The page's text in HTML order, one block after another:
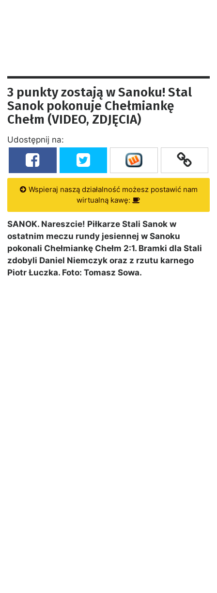
3 punkty zostają w Sanoku! Stal
Sanok pokonuje Chełmiankę
Chełm (VIDEO, ZDJĘCIA)
Udostępnij na:
Wspieraj naszą działalność możesz postawić nam
wirtualną kawę:
SANOK. Nareszcie! Piłkarze Stali Sanok w
ostatnim meczu rundy jesiennej w Sanoku
pokonali Chełmiankę Chełm 2:1. Bramki dla Stali
zdobyli Daniel Niemczyk oraz z rzutu karnego
Piotr Łuczka. Foto: Tomasz Sowa.